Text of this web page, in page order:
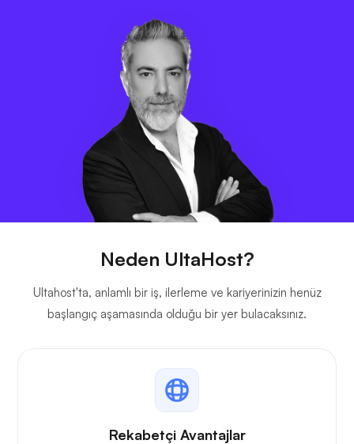
Neden UltaHost?
Ultahost'ta, anlamlı bir iş, ilerleme ve kariyerinizin henüz
başlangıç aşamasında olduğu bir yer bulacaksınız.
Rekabetçi Avantajlar